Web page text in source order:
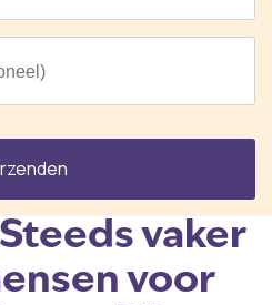
vaker
voor